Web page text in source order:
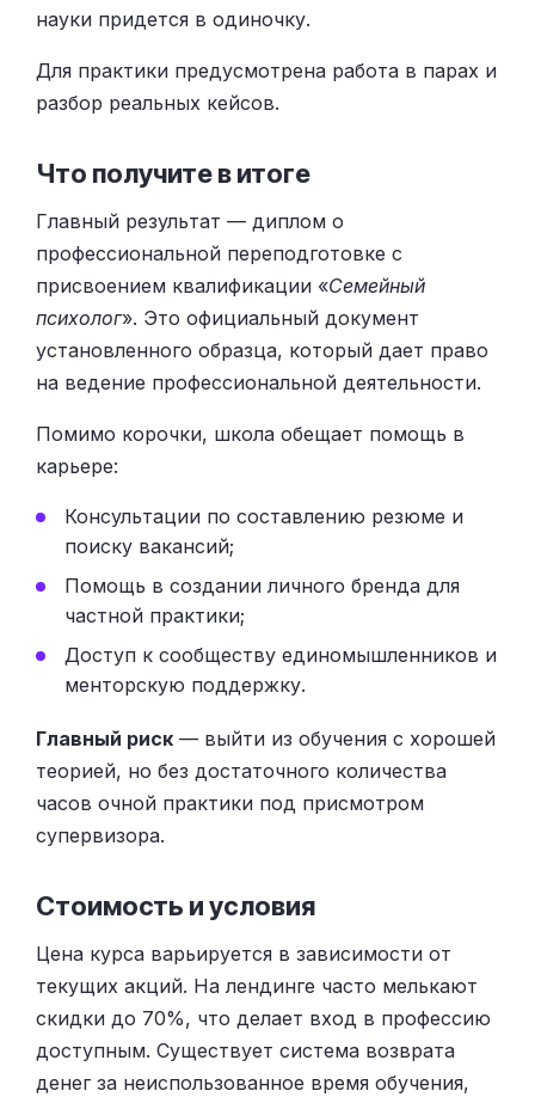
науки придется в одиночку.
Для практики предусмотрена работа в парах и
разбор реальных кейсов.
Что получите в итоге
Главный результат — диплом о
профессиональной переподготовке с
присвоением квалификации «Семейный
психолог». Это официальный документ
установленного образца, который дает право
на ведение профессиональной деятельности.
Помимо корочки, школа обещает помощь в
карьере:
Консультации по составлению резюме и
поиску вакансий;
Помощь в создании личного бренда для
частной практики;
Доступ к сообществу единомышленников и
менторскую поддержку.
Главный риск — выйти из обучения с хорошей
теорией, но без достаточного количества
часов очной практики под присмотром
супервизора.
Стоимость и условия
Цена курса варьируется в зависимости от
текущих акций. На лендинге часто мелькают
скидки до 70%, что делает вход в профессию
доступным. Существует система возврата
денег за неиспользованное время обучения,